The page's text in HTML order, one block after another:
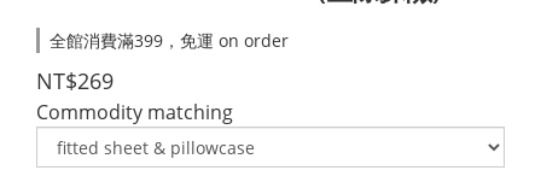
全館消費滿399，免運 on order
NT$269
Commodity matching